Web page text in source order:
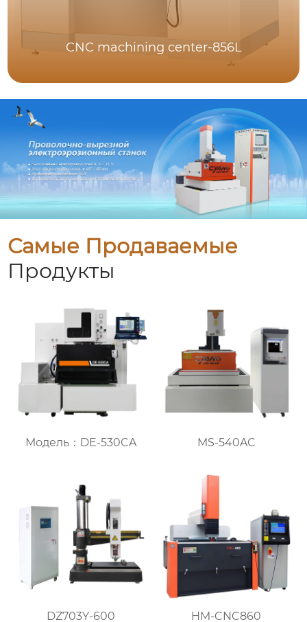
CNC machining center-856L
Самые Продаваемые
Продукты
Модель：DE-530CA MS-540AC
DZ703Y-600 HM-CNC860